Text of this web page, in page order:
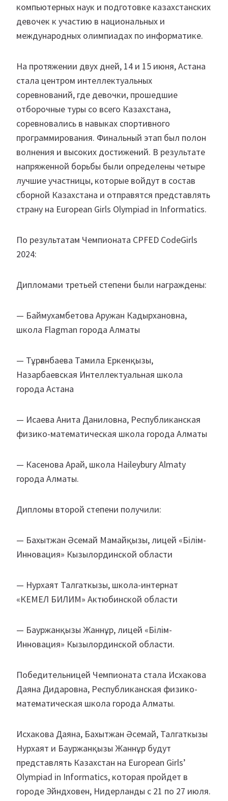
компьютерных наук и подготовке казахстанских
девочек к участию в национальных и
международных олимпиадах по информатике.
На протяжении двух дней, 14 и 15 июня, Астана
стала центром интеллектуальных
соревнований, где девочки, прошедшие
отборочные туры со всего Казахстана,
соревновались в навыках спортивного
программирования. Финальный этап был полон
волнения и высоких достижений. В результате
напряженной борьбы были определены четыре
лучшие участницы, которые войдут в состав
сборной Казахстана и отправятся представлять
страну на European Girls Olympiad in Informatics.
По результатам Чемпионата CPFED CodeGirls
2024:
Дипломами третьей степени были награждены:
— Баймухамбетова Аружан Кадырхановна,
школа Flagman города Алматы
— Тұрғанбаева Тамила Еркенқызы,
Назарбаевская Интеллектуальная школа
города Астана
— Исаева Анита Даниловна, Республиканская
физико-математическая школа города Алматы
— Касенова Арай, школа Haileybury Almaty
города Алматы.
Дипломы второй степени получили:
— Бахытжан Әсемай Мамайқызы, лицей «Білім-
Инновация» Кызылординской области
— Нурхаят Талгаткызы, школа-интернат
«КЕМЕЛ БИЛИМ» Актюбинской области
— Бауржанқызы Жаннұр, лицей «Білім-
Инновация» Кызылординской области.
Победительницей Чемпионата стала Исхакова
Даяна Дидаровна, Республиканская физико-
математическая школа города Алматы.
Исхакова Даяна, Бахытжан Әсемай, Талгаткызы
Нурхаят и Бауржанқызы Жаннұр будут
представлять Казахстан на European Girls’
Olympiad in Informatics, которая пройдет в
городе Эйндховен, Нидерланды с 21 по 27 июля.